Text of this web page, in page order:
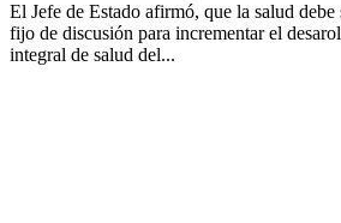
El Jefe de Estado afirmó, que la salud
fijo de discusión para incrementar el
integral de salud del...